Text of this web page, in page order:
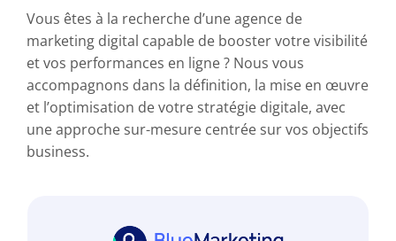
Vous êtes à la recherche d’une agence de
marketing digital capable de booster votre visibilité
et vos performances en ligne ? Nous vous
accompagnons dans la définition, la mise en œuvre
et l’optimisation de votre stratégie digitale, avec
une approche sur-mesure centrée sur vos objectifs
business.